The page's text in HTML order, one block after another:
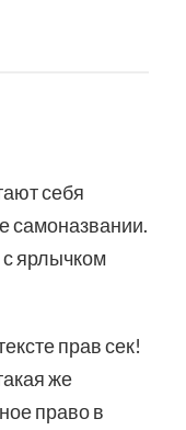
себя
самоназвании.
ярлычком
прав сек!
же
право в